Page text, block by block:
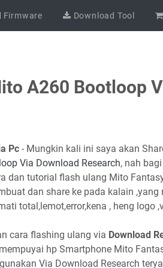
Firmware Download Tool
A260 Bootloop
Pc - Mungkin kali ini saya akan
Via Download Research, nah
dan tutorial flash ulang Mito
dan share ke pada kalain
total,lemot,error,kena , heng logo
cara flashing ulang via Download
hp Smartphone Mito
Via Download Research